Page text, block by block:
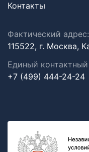
Контакты
Фактический адрес:
115522, г. Москва,
Единый
+7 (499) 444-24-24